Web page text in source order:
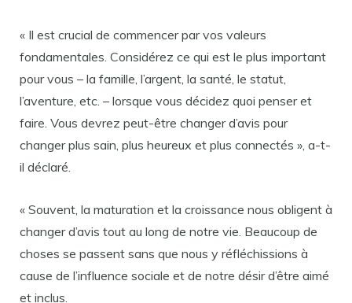
« Il est crucial de commencer par vos valeurs
fondamentales. Considérez ce qui est le plus important
pour vous – la famille, l’argent, la santé, le statut,
l’aventure, etc. – lorsque vous décidez quoi penser et
faire. Vous devrez peut-être changer d’avis pour
changer plus sain, plus heureux et plus connectés », a-t-
il déclaré.
« Souvent, la maturation et la croissance nous obligent à
changer d’avis tout au long de notre vie. Beaucoup de
choses se passent sans que nous y réfléchissions à
cause de l’influence sociale et de notre désir d’être aimé
et inclus.